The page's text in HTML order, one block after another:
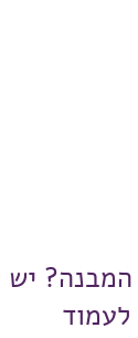
יש
לעמוד